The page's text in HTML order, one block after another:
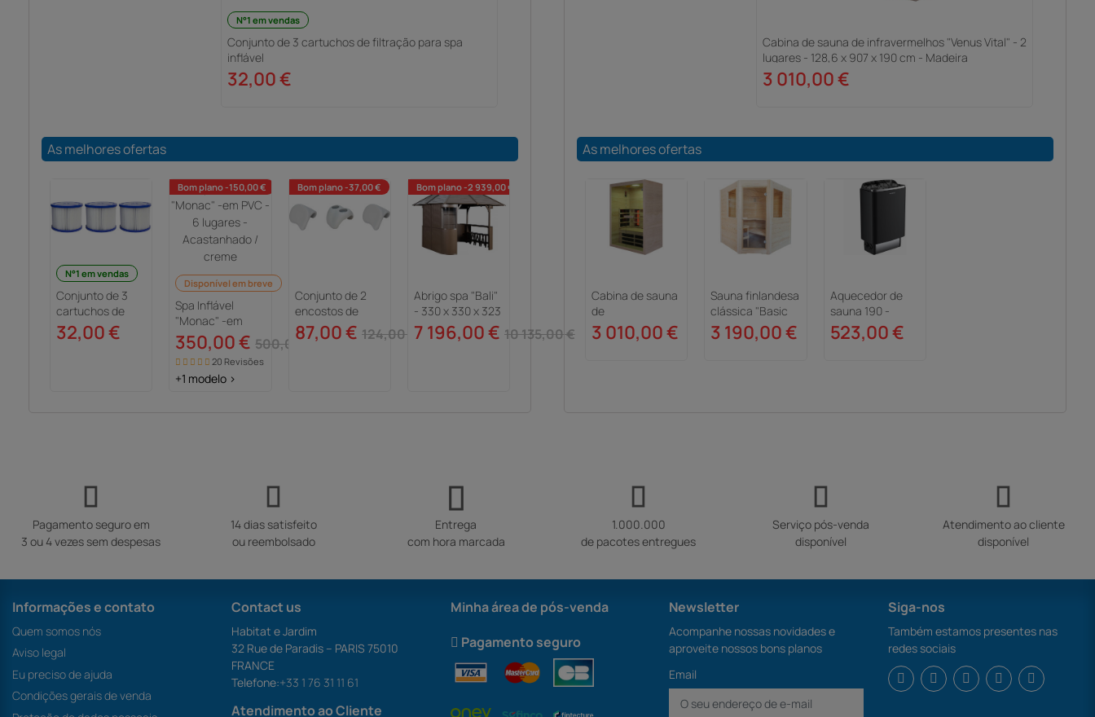
N°1 em vendas
Conjunto de 3 cartuchos de filtração para spa
inflável
32,00 €
As melhores ofertas
N°1 em vendas
Conjunto de 3
cartuchos de
filtração para
spa inflável
32,00 €
Bom plano -150,00 €
Disponível em breve
Spa Inflável
"Monac" -em
PVC - 6 lugares -
Acastanhado /
creme
350,00 € 500,00 €
20 Revisões
+1 modelo >
Bom plano -37,00 €
Conjunto de 2
encostos de
cabeça e 1 porta-
copos para Spa
87,00 € 124,00 €
Bom plano -2 939,00 €
Abrigo spa "Bali"
- 330 x 330 x 323
cm
7 196,00 € 10 135,00 €
Cabina de sauna de infravermelhos "Venus Vital" - 2
lugares - 128,6 x 907 x 190 cm - Madeira
3 010,00 €
As melhores ofertas
Cabina de sauna
de
infravermelhos
"Venus Vital" - 2
3 010,00 €
Sauna finlandesa
clássica "Basic
Corner" - 195 x
187 x 204 cm -
3 190,00 €
Aquecedor de
sauna 190 -
Controlo
integrado 6 kW
523,00 €
Pagamento seguro em
3 ou 4 vezes sem despesas
14 dias satisfeito
ou reembolsado
Entrega
com hora marcada
1.000.000
de pacotes entregues
Serviço pós-venda
disponível
Atendimento ao cliente
disponível
Informações e contato
Quem somos nós
Aviso legal
Eu preciso de ajuda
Condições gerais de venda
Contact us
Habitat e Jardim
32 Rue de Paradis – PARIS 75010
FRANCE
Telefone:+33 1 76 31 11 61
Atendimento ao Cliente
Minha área de pós-venda
Pagamento seguro
Newsletter
Acompanhe nossas novidades e
aproveite nossos bons planos
Email
Siga-nos
Também estamos presentes nas
redes sociais